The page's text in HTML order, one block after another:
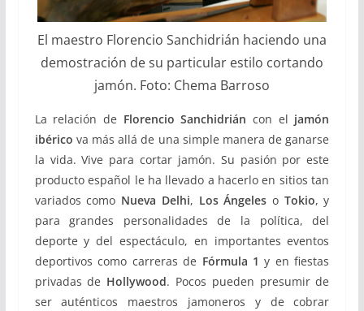
El maestro Florencio Sanchidrián haciendo una
demostración de su particular estilo cortando
jamón. Foto: Chema Barroso
La relación de Florencio Sanchidrián con el jamón
ibérico va más allá de una simple manera de ganarse
la vida. Vive para cortar jamón. Su pasión por este
producto español le ha llevado a hacerlo en sitios tan
variados como Nueva Delhi, Los Ángeles o Tokio, y
para grandes personalidades de la política, del
deporte y del espectáculo, en importantes eventos
deportivos como carreras de Fórmula 1 y en fiestas
privadas de Hollywood. Pocos pueden presumir de
ser auténticos maestros jamoneros y de cobrar